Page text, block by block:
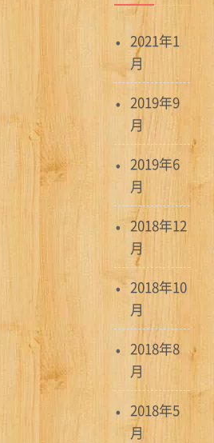
2021年1
月
2019年9
月
2019年6
月
2018年12
月
2018年10
月
2018年8
月
2018年5
月